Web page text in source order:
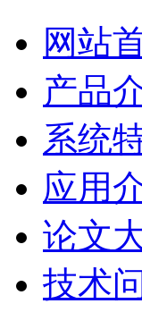
网站
产品
系统
应用
论文
技术